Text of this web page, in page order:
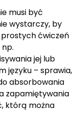
musi być
wystarczy, by
prostych ćwiczeń
jej lub
języku – sprawia,
absorbowania
zapamiętywania
którą można